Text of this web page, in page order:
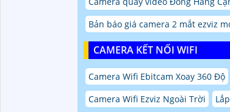
Bản báo giá camera 2 mắt ezviz
CAMERA KẾT NỐI WIFI
Camera Wifi Ebitcam Xoay 360 Độ
Camera Wifi Ezviz Ngoài Trời